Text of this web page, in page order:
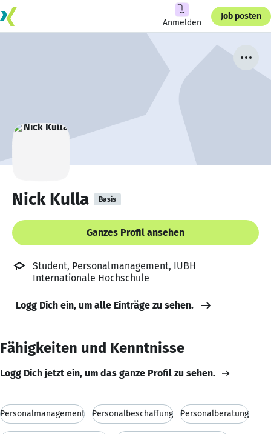
Anmelden
Job posten
Nick Kulla Basis
Ganzes Profil ansehen
Student, Personalmanagement, IUBH
Internationale Hochschule
Logg Dich ein, um alle Einträge zu sehen.
Fähigkeiten und Kenntnisse
Logg Dich jetzt ein, um das ganze Profil zu sehen.
Personalmanagement Personalbeschaffung Personalberatung